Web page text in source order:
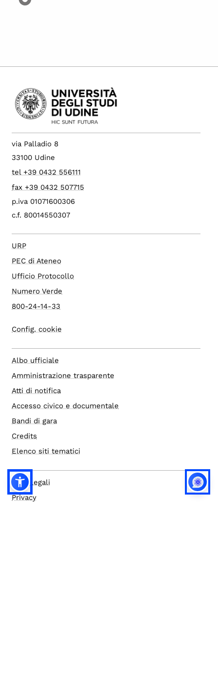
via Palladio 8
33100 Udine
tel +39 0432 556111
fax +39 0432 507715
p.iva 01071600306
c.f. 80014550307
URP
PEC di Ateneo
Ufficio Protocollo
Numero Verde
800-24-14-33
Config. cookie
Albo ufficiale
Amministrazione trasparente
Atti di notifica
Accesso civico e documentale
Bandi di gara
Credits
Elenco siti tematici
Note legali
Privacy